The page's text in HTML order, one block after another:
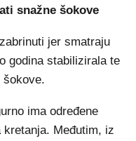
snažne šokove
jer smatraju
godina stabilizirala te
šokove.
ima određene
kretanja. Međutim, iz